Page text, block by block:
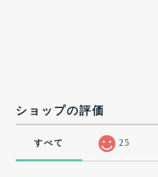
ショップの評価
すべて 25